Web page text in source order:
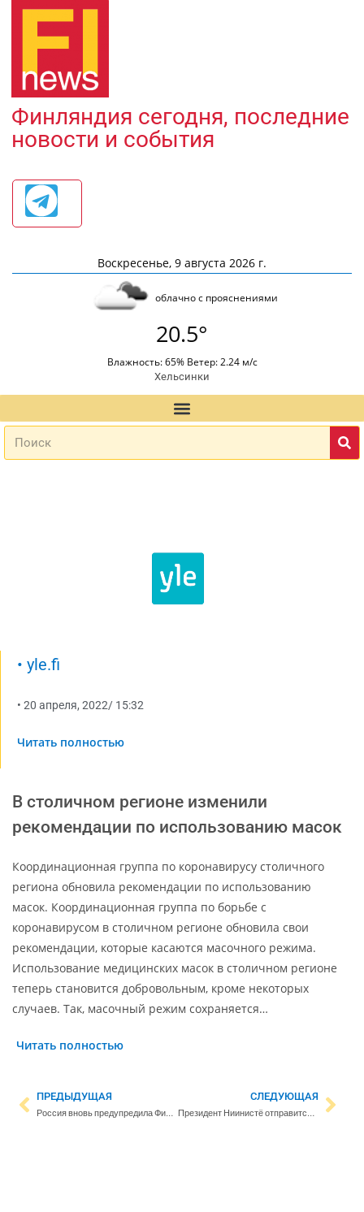
Финляндия сегодня, последние
новости и события
Воскресенье, 9 августа 2026 г.
облачно с прояснениями
20.5°
Влажность: 65% Ветер: 2.24 м/с
Хельсинки
• yle.fi
• 20 апреля, 2022/ 15:32
Читать полностью
В столичном регионе изменили
рекомендации по использованию масок
Координационная группа по коронавирусу столичного
региона обновила рекомендации по использованию
масок. Координационная группа по борьбе с
коронавирусом в столичном регионе обновила свои
рекомендации, которые касаются масочного режима.
Использование медицинских масок в столичном регионе
теперь становится добровольным, кроме некоторых
случаев. Так, масочный режим сохраняется…
Читать полностью
ПРЕДЫДУЩАЯ
Россия вновь предупредила Финляндию о последствиях членства в НАТО
СЛЕДУЮЩАЯ
Президент Ниинистё отправится с государственным визитом в Швецию